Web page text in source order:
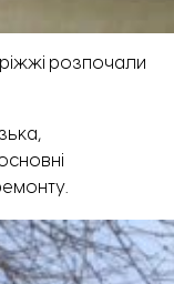
розпочали